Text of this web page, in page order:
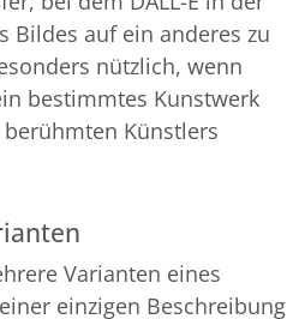
Bildes auf ein anderes zu
nützlich, wenn
bestimmtes Kunstwerk
Künstlers
Varianten eines
einzigen Beschreibung